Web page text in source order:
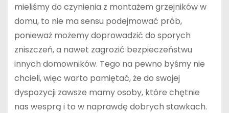
mieliśmy do czynienia z montażem grzejników w
domu, to nie ma sensu podejmować prób,
ponieważ możemy doprowadzić do sporych
zniszczeń, a nawet zagrozić bezpieczeństwu
innych domowników. Tego na pewno byśmy nie
chcieli, więc warto pamiętać, że do swojej
dyspozycji zawsze mamy osoby, które chętnie
nas wesprą i to w naprawdę dobrych stawkach.